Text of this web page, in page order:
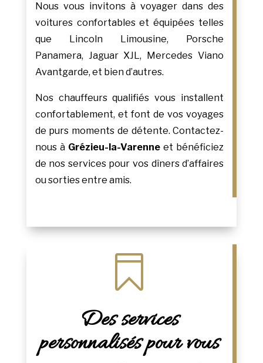
Nous vous invitons à voyager dans des
voitures confortables et équipées telles
que Lincoln Limousine, Porsche
Panamera, Jaguar XJL, Mercedes Viano
Avantgarde, et bien d’autres.
Nos chauffeurs qualifiés vous installent
confortablement, et font de vos voyages
de purs moments de détente. Contactez-
nous à Grézieu-la-Varenne et bénéficiez
de nos services pour vos dîners d’affaires
ou sorties entre amis.

Des services
personnalisés pour vous